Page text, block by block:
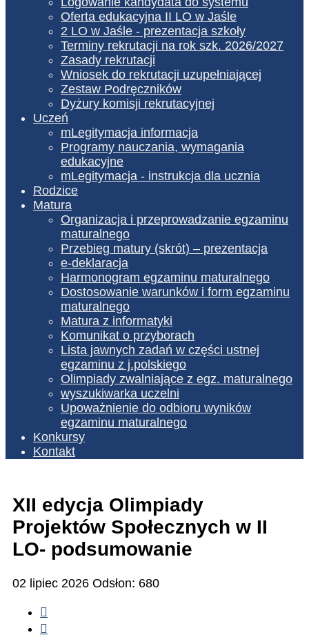
Oferta edukacyjna II LO w Jaśle
2 LO w Jaśle - prezentacja szkoły
Terminy rekrutacji na rok szk. 2026/2027
Zasady rekrutacji
Wniosek do rekrutacji uzupełniającej
Zestaw Podręczników
Dyżury komisji rekrutacyjnej
Uczeń
mLegitymacja informacja
Programy nauczania, wymagania
edukacyjne
mLegitymacja - instrukcja dla ucznia
Rodzice
Matura
Organizacja i przeprowadzanie egzaminu
maturalnego
Przebieg matury (skrót) – prezentacja
e-deklaracja
Harmonogram egzaminu maturalnego
Dostosowanie warunków i form egzaminu
maturalnego
Matura z informatyki
Komunikat o przyborach
Lista jawnych zadań w części ustnej
egzaminu z j.polskiego
Olimpiady zwalniające z egz. maturalnego
wyszukiwarka uczelni
Upoważnienie do odbioru wyników
egzaminu maturalnego
Konkursy
Kontakt
XII edycja Olimpiady
Projektów Społecznych w II
LO- podsumowanie
02 lipiec 2026 Odsłon: 680